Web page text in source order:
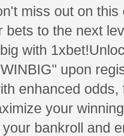
miss out on
bets to the next
with
upon
enhanced
your
bankroll and